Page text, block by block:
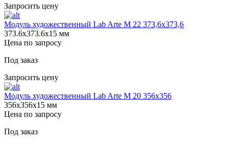
Запросить цену
Модуль художественный Lab Arte М 22 373,6х373,6
373.6х373.6х15 мм
Цена по запросу
Под заказ
Запросить цену
Модуль художественный Lab Arte М 20 356х356
356х356х15 мм
Цена по запросу
Под заказ